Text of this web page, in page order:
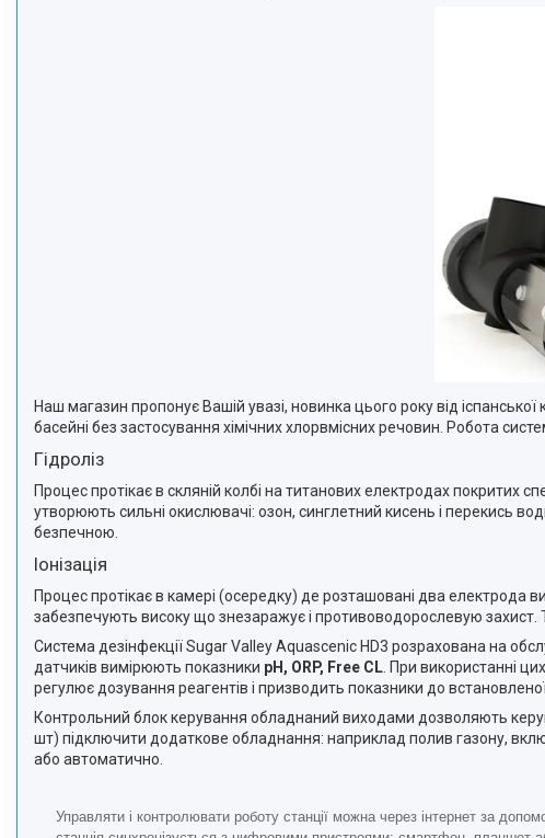
Наш магазин пропонує Вашій увазі, новинка цього року від
басейні без застосування хімічних хлорвмісних речовин. Робота
Гідроліз
Процес протікає в скляній колбі на титанових електродах покритих
утворюють сильні окислювачі: озон, синглетний кисень і перекись
безпечною.
Іонізація
Процес протікає в камері (осередку) де розташовані два електрода
забезпечують високу що знезаражує і противоводорослевую захист.
Система дезінфекції Sugar Valley Aquascenic HD3 розрахована на
датчиків вимірюють показники pH, ORP, Free CL . При використанні
регулює дозування реагентів і призводить показники до
Контрольний блок керування обладнаний виходами дозволяють
шт) підключити додаткове обладнання: наприклад полив газону,
або автоматично.
Управляти і контролювати роботу станції можна через інтернет за